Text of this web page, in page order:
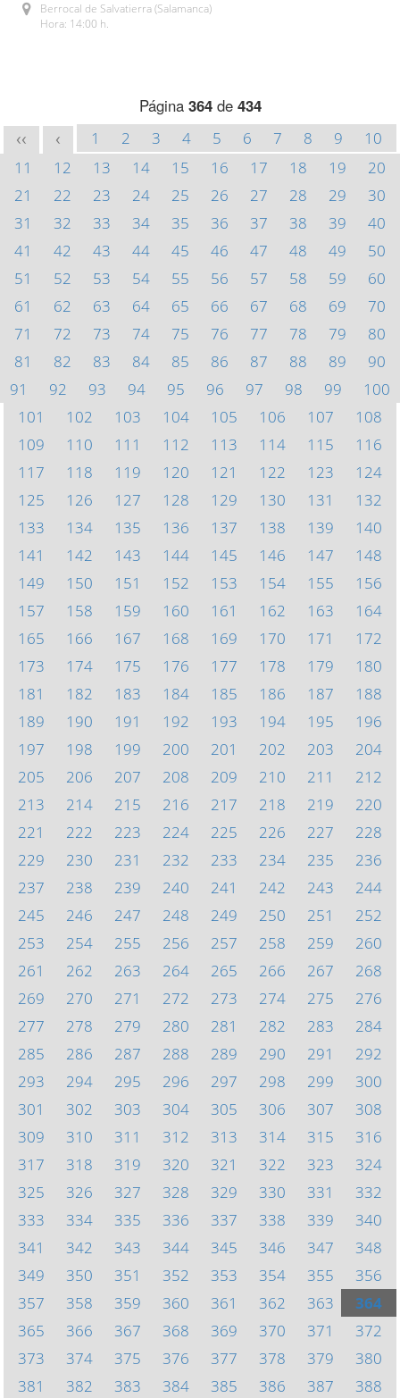
Berrocal de Salvatierra (Salamanca)
Hora: 14:00 h.
Página 364de 434
<< < 1 2 3 4 5 6 7 8 9
10
11
12 13 14 15 16 17 18 19
20
21
22 23 24 25 26 27 28 29
30
31
32 33 34 35 36 37 38 39
40
41
42 43 44 45 46 47 48 49
50
51
52 53 54 55 56 57 58 59
60
61
62 63 64 65 66 67 68 69
70
71
72 73 74 75 76 77 78 79
80
81
82 83 84 85 86 87 88 89
90
91
92 93 94 95 96 97 98 99
100
101
102 103 104 105 106 107
108
109
110 111 112 113 114 115
116
117
118 119 120 121 122 123
124
125
126 127 128 129 130 131
132
133
134 135 136 137 138 139
140
141
142 143 144 145 146 147
148
149
150 151 152 153 154 155
156
157
158 159 160 161 162 163
164
165
166 167 168 169 170 171
172
173
174 175 176 177 178 179
180
181
182 183 184 185 186 187
188
189
190 191 192 193 194 195
196
197
198 199 200 201 202 203
204
205
206 207 208 209 210 211
212
213
214 215 216 217 218 219
220
221
222 223 224 225 226 227
228
229
230 231 232 233 234 235
236
237
238 239 240 241 242 243
244
245
246 247 248 249 250 251
252
253
254 255 256 257 258 259
260
261
262 263 264 265 266 267
268
269
270 271 272 273 274 275
276
277
278 279 280 281 282 283
284
285
286 287 288 289 290 291
292
293
294 295 296 297 298 299
300
301
302 303 304 305 306 307
308
309
310 311 312 313 314 315
316
317
318 319 320 321 322 323
324
325
326 327 328 329 330 331
332
333
334 335 336 337 338 339
340
341
342 343 344 345 346 347
348
349
350 351 352 353 354 355
356
357
358 359 360 361 362 363
364
365
366 367 368 369 370 371
372
373
374 375 376 377 378 379
380
381
382 383 384 385 386 387 388